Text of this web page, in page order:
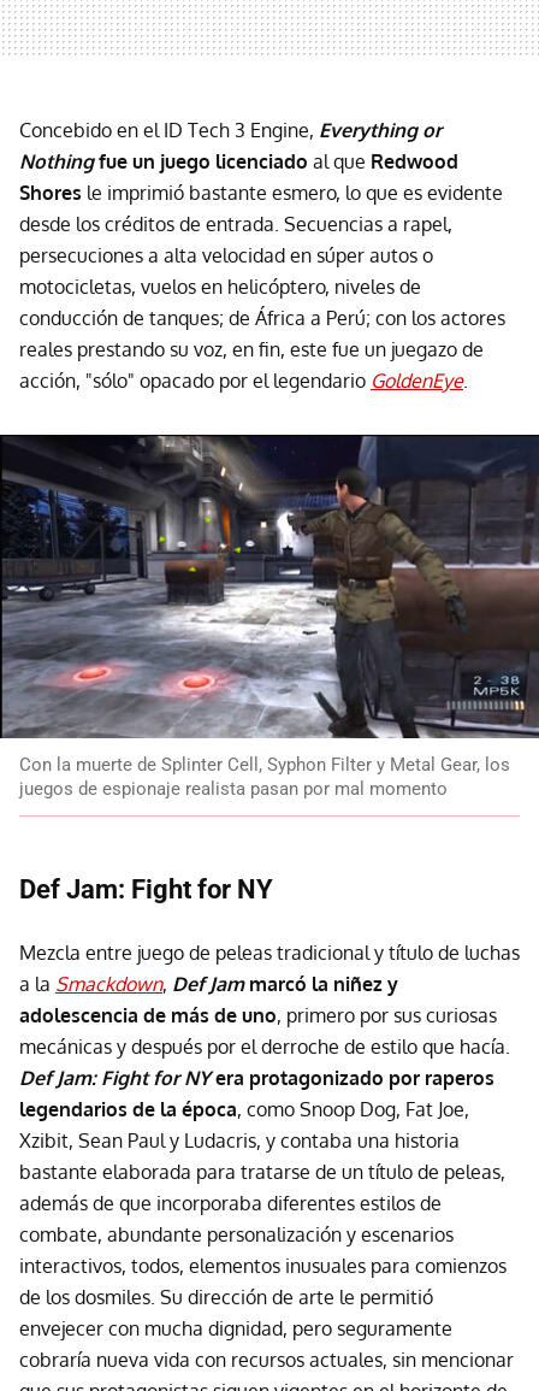
Concebido en el ID Tech 3 Engine, Everything or
Nothingfue un juego licenciado al que Redwood
Shores le imprimió bastante esmero, lo que es evidente
desde los créditos de entrada. Secuencias a rapel,
persecuciones a alta velocidad en súper autos o
motocicletas, vuelos en helicóptero, niveles de
conducción de tanques; de África a Perú; con los actores
reales prestando su voz, en fin, este fue un juegazo de
acción, "sólo" opacado por el legendario GoldenEye.
Con la muerte de Splinter Cell, Syphon Filter y Metal Gear, los
juegos de espionaje realista pasan por mal momento
Def Jam: Fight for NY
Mezcla entre juego de peleas tradicional y título de luchas
a la Smackdown, Def Jammarcó la niñez y
adolescencia de más de uno, primero por sus curiosas
mecánicas y después por el derroche de estilo que hacía.
Def Jam: Fight for NYera protagonizado por raperos
legendarios de la época, como Snoop Dog, Fat Joe,
Xzibit, Sean Paul y Ludacris, y contaba una historia
bastante elaborada para tratarse de un título de peleas,
además de que incorporaba diferentes estilos de
combate, abundante personalización y escenarios
interactivos, todos, elementos inusuales para comienzos
de los dosmiles. Su dirección de arte le permitió
envejecer con mucha dignidad, pero seguramente
cobraría nueva vida con recursos actuales, sin mencionar